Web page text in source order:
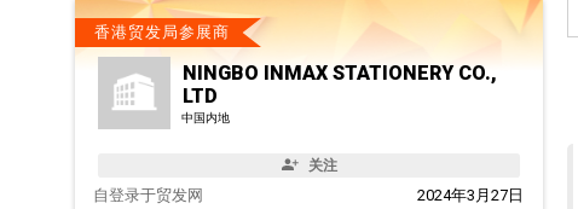
香港贸发局参展商
NINGBO INMAX STATIONERY CO.,
LTD
中国内地
关注
自 2024年3月27日
登录于贸发网